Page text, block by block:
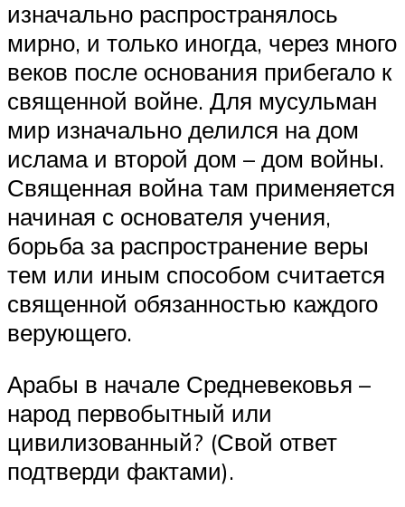
изначально распространялось
мирно, и только иногда, через много
веков после основания прибегало к
священной войне. Для мусульман
мир изначально делился на дом
ислама и второй дом – дом войны.
Священная война там применяется
начиная с основателя учения,
борьба за распространение веры
тем или иным способом считается
священной обязанностью каждого
верующего.
Арабы в начале Средневековья –
народ первобытный или
цивилизованный? (Свой ответ
подтверди фактами).